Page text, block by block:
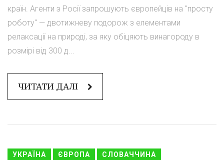
країн. Агенти з Росії запрошують європейців на "просту
роботу" — двотижневу подорож з елементами
релаксації на природі, за яку обіцяють винагороду в
розмірі від 300 д...
ЧИТАТИ ДАЛІ
УКРАЇНА ЄВРОПА СЛОВАЧЧИНА